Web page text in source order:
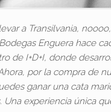
a Transilvania,
Enguera hace
de I+D+I, donde
por la compra de
ganar una cata
experiencia única